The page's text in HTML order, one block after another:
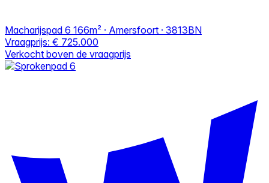
Macharijspad 6 166m² · Amersfoort · 3813BN
Vraagprijs: € 725.000
Verkocht boven de vraagprijs